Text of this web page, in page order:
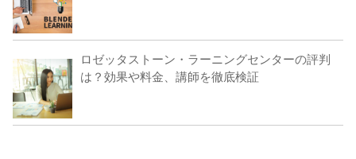
ロゼッタストーン・ラーニングセンターの評判
は？効果や料金、講師を徹底検証